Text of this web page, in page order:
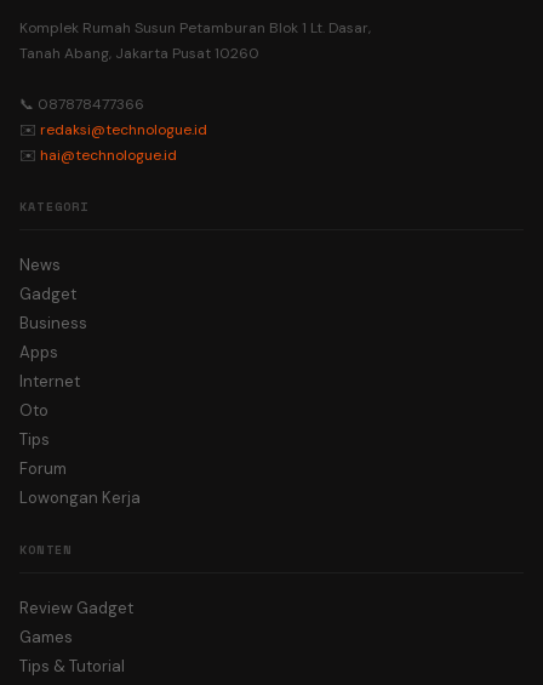
Komplek Rumah Susun Petamburan Blok 1 Lt. Dasar,
Tanah Abang, Jakarta Pusat 10260
📞 087878477366
✉️ redaksi@technologue.id
✉️ hai@technologue.id
KATEGORI
News
Gadget
Business
Apps
Internet
Oto
Tips
Forum
Lowongan Kerja
KONTEN
Review Gadget
Games
Tips & Tutorial